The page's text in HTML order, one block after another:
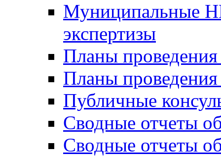
Муниципальные
экспертизы
Планы проведения
Планы
Публичные
Сводные отчеты
Сводные отчеты